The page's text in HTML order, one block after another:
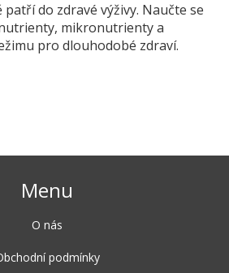
do zdravé výživy. Naučte se
mikronutrienty a
pro dlouhodobé zdraví.
Menu
O nás
podmínky